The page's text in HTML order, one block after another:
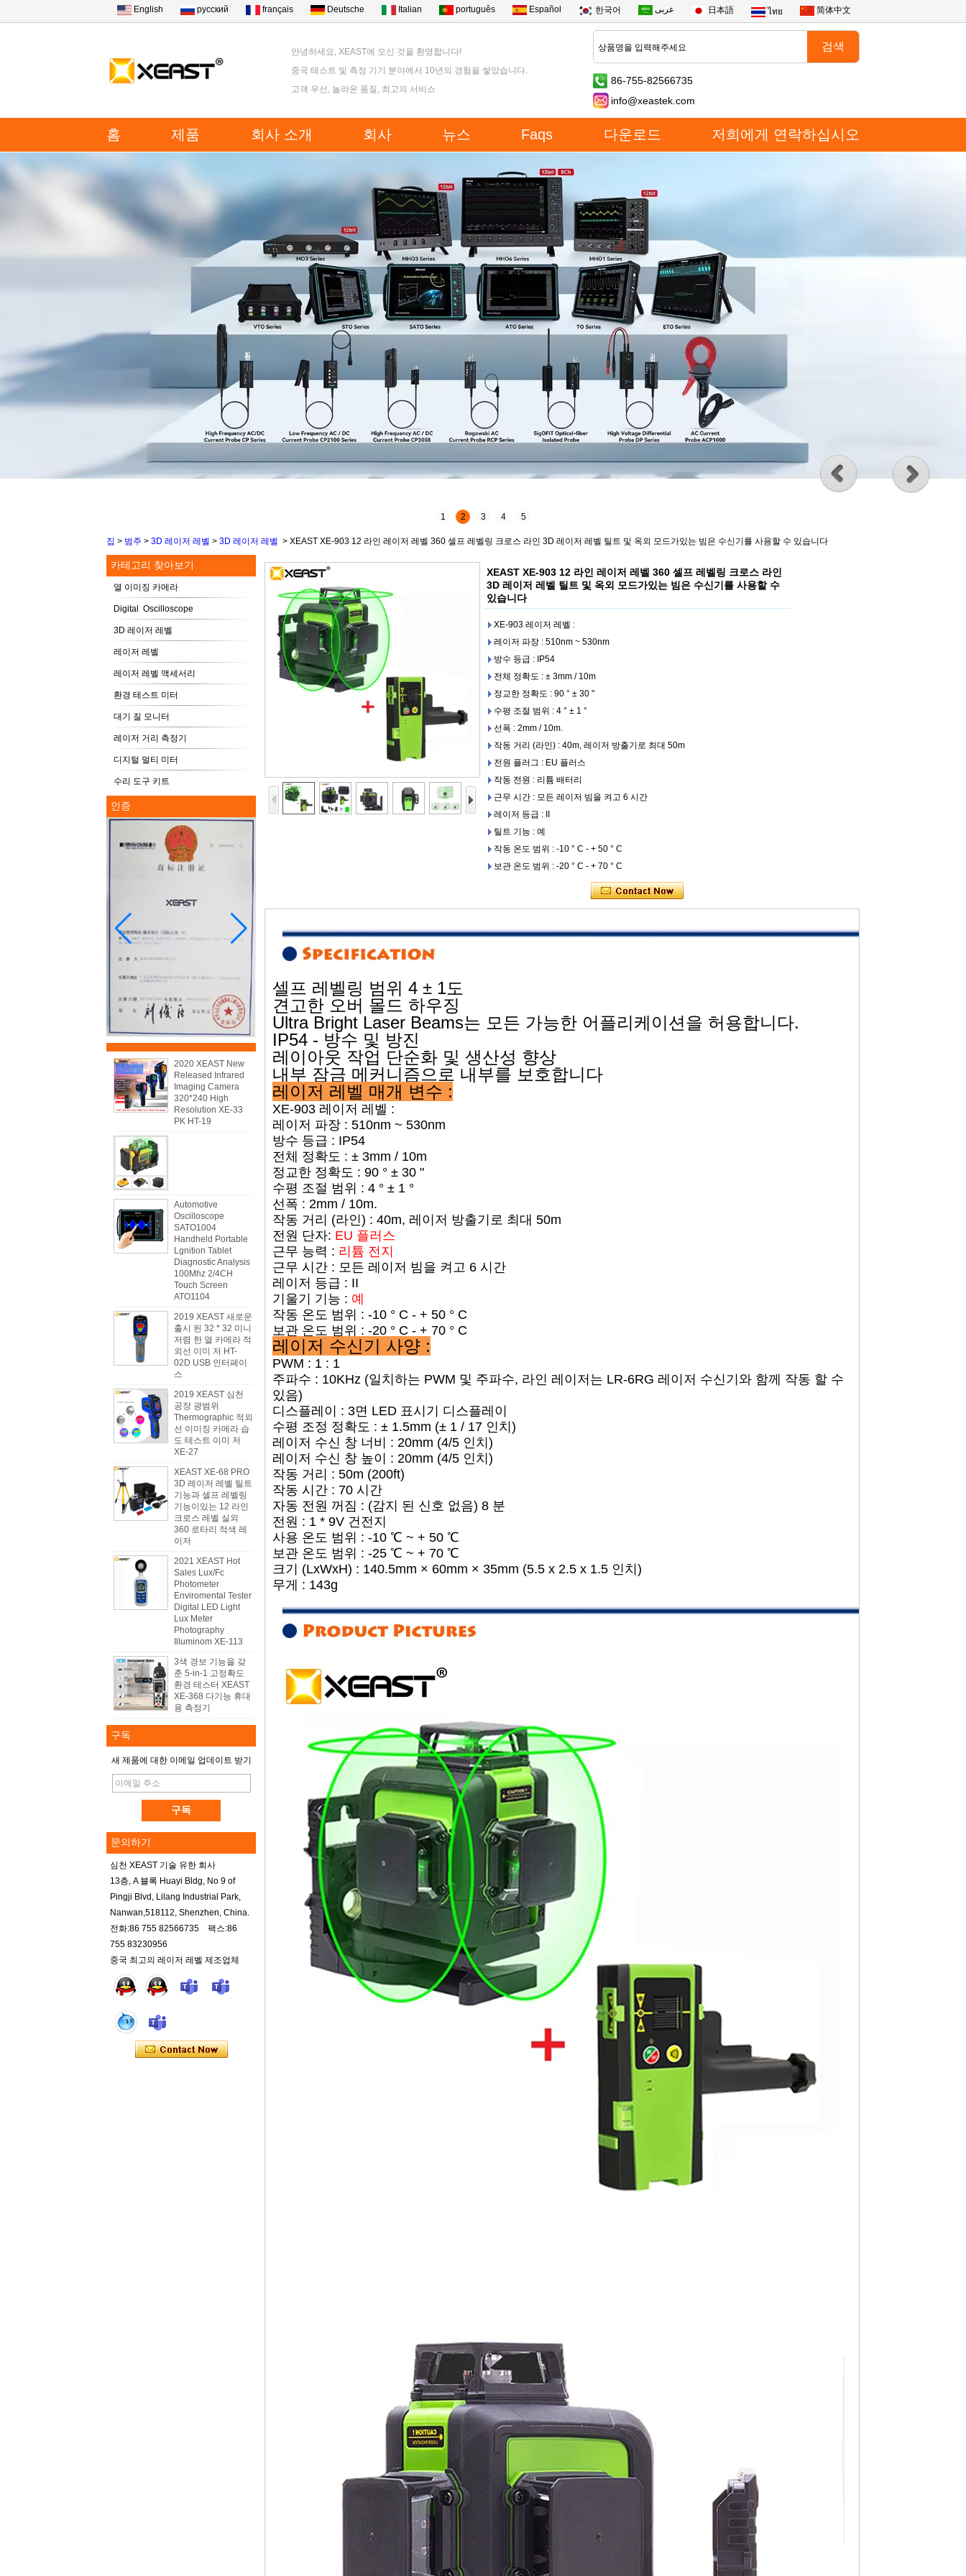
English русский français Deutsche Italian português Español 한국어 عربى 日本語 ไทย 简体中文
안녕하세요, XEAST에 오신 것을 환영합니다!
중국 테스트 및 측정 기기 분야에서 10년의 경험을 쌓았습니다.
고객 우선, 놀라운 품질, 최고의 서비스
86-755-82566735
info@xeastek.com
홈 제품 회사 소개 회사 뉴스 Faqs 다운로드 저희에게 연락하십시오
1 2 3 4 5
집 > 범주 > 3D 레이저 레벨 > 3D 레이저 레벨 > XEAST XE-903 12 라인 레이저 레벨 360 셀프 레벨링 크로스 라인 3D 레이저 레벨 틸트 및 옥외 모드가있는 빔은 수신기를 사용할 수 있습니다
카테고리 찾아보기
열 이미징 카메라
Digital Oscilloscope
3D 레이저 레벨
레이저 레벨
레이저 레벨 액세서리
환경 테스트 미터
대기 질 모니터
레이저 거리 측정기
디지털 멀티 미터
수리 도구 키트
인증
2020 XEAST New
Released Infrared
Imaging Camera
320*240 High
Resolution XE-33
PK HT-19
Automotive
Oscilloscope
SATO1004
Handheld Portable
Lgnition Tablet
Diagnostic Analysis
100Mhz 2/4CH
Touch Screen
ATO1104
2019 XEAST 새로운
출시 된 32 * 32 미니
저렴 한 열 카메라 적
외선 이미 저 HT-
02D USB 인터페이
스
2019 XEAST 심천
공장 광범위
Thermographic 적외
선 이미징 카메라 습
도 테스트 이미 저
XE-27
XEAST XE-68 PRO
3D 레이저 레벨 틸트
기능과 셀프 레벨링
기능이있는 12 라인
크로스 레벨 실외
360 로타리 적색 레
이저
2021 XEAST Hot
Sales Lux/Fc
Photometer
Enviromental Tester
Digital LED Light
Lux Meter
Photography
Illuminom XE-113
3색 경보 기능을 갖
춘 5-in-1 고정확도
환경 테스터 XEAST
XE-368 다기능 휴대
용 측정기
구독
새 제품에 대한 이메일 업데이트 받기
문의하기
심천 XEAST 기술 유한 회사
13층, A 블록 Huayi Bldg, No 9 of
Pingji Blvd, Lilang Industrial Park,
Nanwan,518112, Shenzhen, China.
전화:86 755 82566735 팩스:86
755 83230956
중국 최고의 레이저 레벨 제조업체
XEAST XE-903 12 라인 레이저 레벨 360 셀프 레벨링 크로스 라인
3D 레이저 레벨 틸트 및 옥외 모드가있는 빔은 수신기를 사용할 수
있습니다
XE-903 레이저 레벨 :
레이저 파장 : 510nm ~ 530nm
방수 등급 : IP54
전체 정확도 : ± 3mm / 10m
정교한 정확도 : 90 ° ± 30 "
수평 조절 범위 : 4 ° ± 1 °
선폭 : 2mm / 10m.
작동 거리 (라인) : 40m, 레이저 방출기로 최대 50m
전원 플러그 : EU 플러스
작동 전원 : 리튬 배터리
근무 시간 : 모든 레이저 빔을 켜고 6 시간
레이저 등급 : II
틸트 기능 : 예
작동 온도 범위 : -10 ° C - + 50 ° C
보관 온도 범위 : -20 ° C - + 70 ° C
셀프 레벨링 범위 4 ± 1도
견고한 오버 몰드 하우징
Ultra Bright Laser Beams는 모든 가능한 어플리케이션을 허용합니다.
IP54 - 방수 및 방진
레이아웃 작업 단순화 및 생산성 향상
내부 잠금 메커니즘으로 내부를 보호합니다
레이저 레벨 매개 변수 :
XE-903 레이저 레벨 :
레이저 파장 : 510nm ~ 530nm
방수 등급 : IP54
전체 정확도 : ± 3mm / 10m
정교한 정확도 : 90 ° ± 30 "
수평 조절 범위 : 4 ° ± 1 °
선폭 : 2mm / 10m.
작동 거리 (라인) : 40m, 레이저 방출기로 최대 50m
전원 단자: EU 플러스
근무 능력 : 리튬 전지
근무 시간 : 모든 레이저 빔을 켜고 6 시간
레이저 등급 : II
기울기 기능 : 예
작동 온도 범위 : -10 ° C - + 50 ° C
보관 온도 범위 : -20 ° C - + 70 ° C
레이저 수신기 사양 :
PWM : 1 : 1
주파수 : 10KHz (일치하는 PWM 및 주파수, 라인 레이저는 LR-6RG 레이저 수신기와 함께 작동 할 수
있음)
디스플레이 : 3면 LED 표시기 디스플레이
수평 조정 정확도 : ± 1.5mm (± 1 / 17 인치)
레이저 수신 창 너비 : 20mm (4/5 인치)
레이저 수신 창 높이 : 20mm (4/5 인치)
작동 거리 : 50m (200ft)
작동 시간 : 70 시간
자동 전원 꺼짐 : (감지 된 신호 없음) 8 분
전원 : 1 * 9V 건전지
사용 온도 범위 : -10 ℃ ~ + 50 ℃
보관 온도 범위 : -25 ℃ ~ + 70 ℃
크기 (LxWxH) : 140.5mm × 60mm × 35mm (5.5 x 2.5 x 1.5 인치)
무게 : 143g